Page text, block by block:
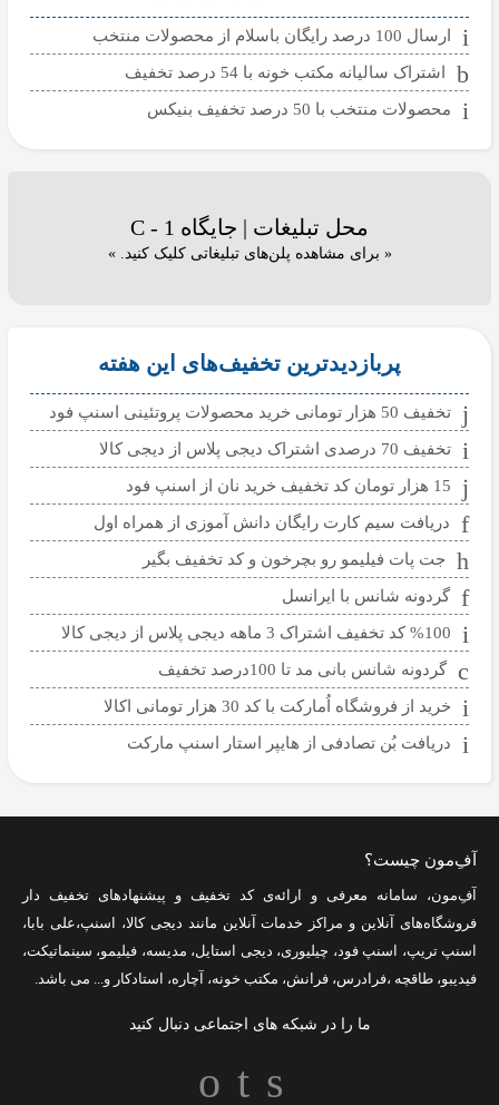
ارسال 100 درصد رایگان باسلام از محصولات منتخب
اشتراک سالیانه مکتب خونه با 54 درصد تخفیف
محصولات منتخب با 50 درصد تخفیف بنیکس
محل تبلیغات | جایگاه C - 1
« برای مشاهده پلن‌های تبلیغاتی کلیک کنید. »
پربازدیدترین تخفیف‌های این هفته
تخفیف 50 هزار تومانی خرید محصولات پروتئینی اسنپ فود
تخفیف 70 درصدی اشتراک دیجی پلاس از دیجی کالا
15 هزار تومان کد تخفیف خرید نان از اسنپ فود
دریافت سیم کارت رایگان دانش آموزی از همراه اول
جت پات فیلیمو رو بچرخون و کد تخفیف بگیر
گردونه شانس با ایرانسل
%100 کد تخفیف اشتراک 3 ماهه دیجی پلاس از دیجی کالا
گردونه شانس بانی مد تا 100درصد تخفیف
خرید از فروشگاه اُمارکت با کد 30 هزار تومانی اکالا
دریافت بُن تصادفی از هایپر استار اسنپ مارکت
آفِ‌مون چیست؟
آفِ‌مون، سامانه معرفی و ارائه‌یکد تخفیف و پیشنهادهای تخفیف دار
فروشگاه‌های آنلاین و مراکز خدمات آنلاین مانند دیجی کالا، اسنپ،علی بابا،
اسنپ تریپ، اسنپ فود، چیلیوری، دیجی استایل، مدیسه، فیلیمو، سینماتیکت،
فیدیبو، طاقچه ،فرادرس، فرانش، مکتب خونه، آچاره، استادکار و... می باشد.
ما را در شبکه های اجتماعی دنبال کنید